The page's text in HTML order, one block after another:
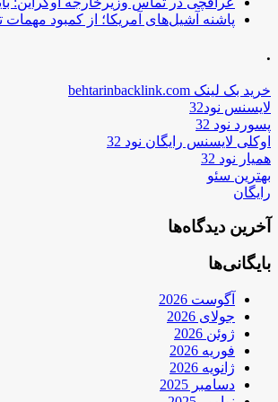
پاشنه آشیل‌های آمریکا؛ از کمبود مهمات
.
خرید بک لینک behtarinbacklink.com
لایسنس نود32
پسورد نود 32
اوکلی لایسنس رایگان نود 32
همیار نود 32
بهترین سئو
رایگان
آخرین دیدگاه‌ها
بایگانی‌ها
آگوست 2026
جولای 2026
ژوئن 2026
فوریه 2026
ژانویه 2026
دسامبر 2025